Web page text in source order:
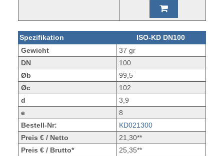
Spezifikation
ISO-KD DN100
Gewicht
37 gr
DN
100
Øb
99,5
Øc
102
d
3,9
e
8
Bestell-Nr:
KD021300
Preis € / Netto
21,30**
Preis € / Brutto*
25,35**